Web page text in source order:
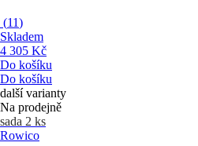
(11)
Skladem
4 305 Kč
Do košíku
Do košíku
další varianty
Na prodejně
sada 2 ks
Rowico